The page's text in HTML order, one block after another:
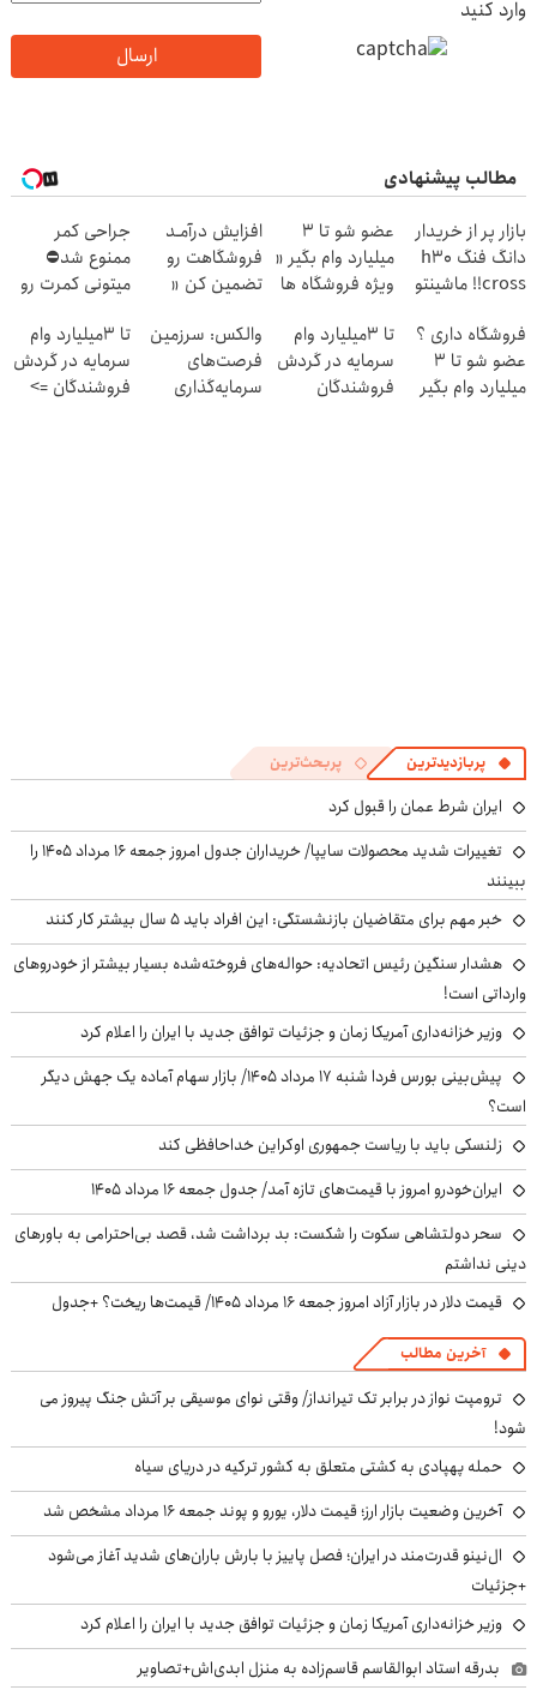
وارد کنید
ارسال
مطالب پیشنهادی
بازار پر از خریدار
دانگ فنگ h30
cross!! ماشینتو
عضو شو تا 3
میلیارد وام بگیر «
ویژه فروشگاه ها
افزایش درآمـد
فروشگاهت رو
تضمین کن «
ثبت کن »
جراحی کمر
ممنوع شد⛔
میتونی کمرت رو
کنی! 👈🏻
پرسش‌نامه
فروشگاه داری ؟
عضو شو تا 3
میلیارد وام بگیر
تا 3میلیارد وام
سرمایه در گردش
فروشندگان
والکس: سرزمین
فرصت‌های
سرمایه‌گذاری
تا 3میلیارد وام
سرمایه در گردش
فروشندگان =>
پربازدیدترین پربحث‌ترین
ایران شرط عمان را قبول کرد
تغییرات شدید محصولات سایپا/ خریداران جدول امروز جمعه ۱۶ مرداد ۱۴۰۵ را
ببینند
خبر مهم برای متقاضیان بازنشستگی: این افراد باید ۵ سال بیشتر کار کنند
هشدار سنگین رئیس اتحادیه: حواله‌های فروخته‌شده بسیار بیشتر از خودروهای
وارداتی است!
وزیر خزانه‌داری آمریکا زمان و جزئیات توافق جدید با ایران را اعلام کرد
پیش‌بینی بورس فردا شنبه ۱۷ مرداد ۱۴۰۵/ بازار سهام آماده یک جهش دیگر
است؟
زلنسکی باید با ریاست جمهوری اوکراین خداحافظی کند
ایران‌خودرو امروز با قیمت‌های تازه آمد/ جدول جمعه ۱۶ مرداد ۱۴۰۵
سحر دولتشاهی سکوت را شکست: بد برداشت شد، قصد بی‌احترامی به باورهای
دینی نداشتم
قیمت دلار در بازار آزاد امروز جمعه ۱۶ مرداد ۱۴۰۵/ قیمت‌ها ریخت؟ +جدول
آخرین مطالب
ترومپت نواز در برابر تک تیرانداز/ وقتی نوای موسیقی بر آتش جنگ پیروز می
شود!
حمله پهپادی به کشتی متعلق به کشور ترکیه در دریای سیاه
آخرین وضعیت بازار ارز؛ قیمت دلار، یورو و پوند جمعه ۱۶ مرداد مشخص شد
ال‌نینو قدرت‌مند در ایران؛ فصل پاییز با بارش باران‌های شدید آغاز می‌شود
+جزئیات
وزیر خزانه‌داری آمریکا زمان و جزئیات توافق جدید با ایران را اعلام کرد
بدرقه استاد ابوالقاسم قاسم‌زاده به منزل ابدی‌اش+تصاویر